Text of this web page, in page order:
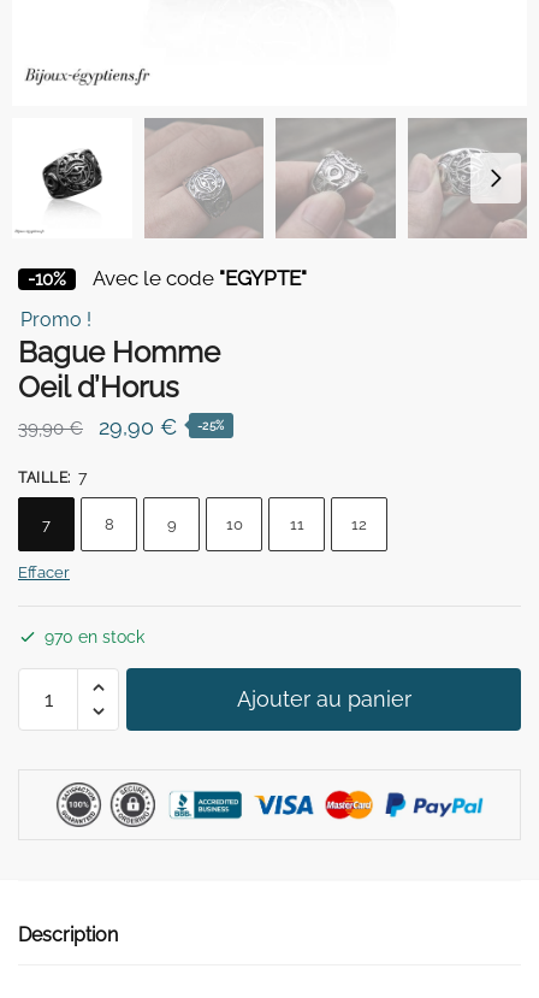
-10% Avec le code "EGYPTE"
Promo !
Bague Homme
Oeil d’Horus
39,90€
Le
était :
39,90 €.
29,90 €Le
29,90 €.
-25%
TAILLE: 7
7 8 9 10 11 12
Effacer
970 en stock
d'Horus
Ajouter au panier
Description